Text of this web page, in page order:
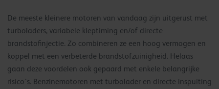
De meeste kleinere motoren van vandaag zijn uitgerust met
turboladers, variabele kleptiming en/of directe
brandstofinjectie. Zo combineren ze een hoog vermogen en
koppel met een verbeterde brandstofzuinigheid. Helaas
gaan deze voordelen ook gepaard met enkele belangrijke
risico’s. Benzinemotoren met turbolader en directe inspuiting